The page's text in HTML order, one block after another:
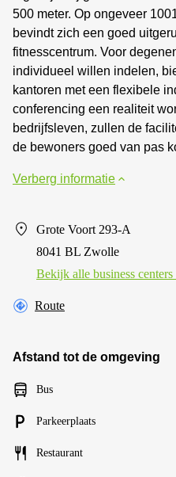
500 meter. Op ongeveer
bevindt zich een goed
fitnesscentrum. Voor
individueel willen indelen,
kantoren met een flexibele
conferencing een realiteit
bedrijfsleven, zullen de
de bewoners goed van pas
Verberg informatie
Grote Voort 293-A
8041 BL Zwolle
Bekijk alle business centers
Route
Afstand tot de omgeving
Bus
Parkeerplaats
Restaurant